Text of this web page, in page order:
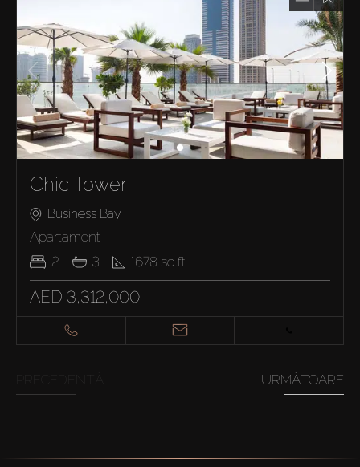
Chic Tower
Business Bay
Apartament
2
3 1678 sq.ft
AED 3,312,000
URMĂTOARE